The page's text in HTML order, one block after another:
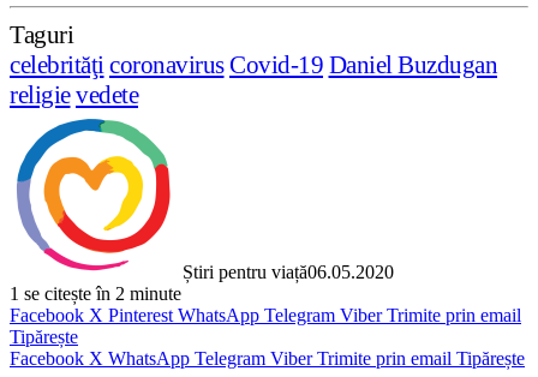
Taguri
celebrităţicoronavirusCovid-19 Daniel Buzdugan
religievedete
Știri pentru viață06.05.2020
1 se citește în 2 minute
Facebook X Pinterest WhatsApp Telegram Viber Trimite prin email
Tipărește
Facebook X WhatsApp Telegram Viber Trimite prin email Tipărește